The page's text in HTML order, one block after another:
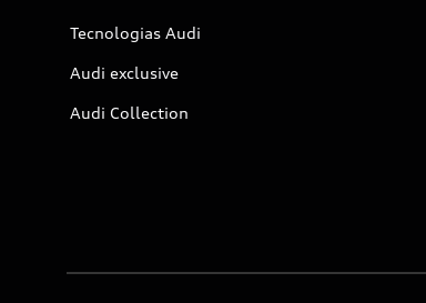
Tecnologias Audi
Audi exclusive
Audi Collection